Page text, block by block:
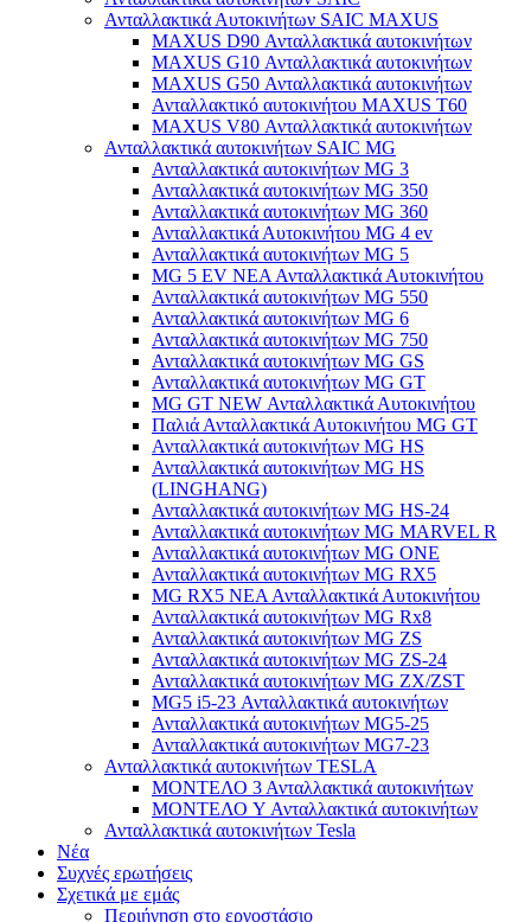
Ανταλλακτικά Αυτοκινήτων SAIC MAXUS
MAXUS D90 Ανταλλακτικά αυτοκινήτων
MAXUS G10 Ανταλλακτικά αυτοκινήτων
MAXUS G50 Ανταλλακτικά αυτοκινήτων
Ανταλλακτικό αυτοκινήτου MAXUS T60
MAXUS V80 Ανταλλακτικά αυτοκινήτων
Ανταλλακτικά αυτοκινήτων SAIC MG
Ανταλλακτικά αυτοκινήτων MG 3
Ανταλλακτικά αυτοκινήτων MG 350
Ανταλλακτικά αυτοκινήτων MG 360
Ανταλλακτικά Αυτοκινήτου MG 4 ev
Ανταλλακτικά αυτοκινήτων MG 5
MG 5 EV ΝΕΑ Ανταλλακτικά Αυτοκινήτου
Ανταλλακτικά αυτοκινήτων MG 550
Ανταλλακτικά αυτοκινήτων MG 6
Ανταλλακτικά αυτοκινήτων MG 750
Ανταλλακτικά αυτοκινήτων MG GS
Ανταλλακτικά αυτοκινήτων MG GT
MG GT NEW Ανταλλακτικά Αυτοκινήτου
Παλιά Ανταλλακτικά Αυτοκινήτου MG GT
Ανταλλακτικά αυτοκινήτων MG HS
Ανταλλακτικά αυτοκινήτων MG HS
(LINGHANG)
Ανταλλακτικά αυτοκινήτων MG HS-24
Ανταλλακτικά αυτοκινήτων MG MARVEL R
Ανταλλακτικά αυτοκινήτων MG ONE
Ανταλλακτικά αυτοκινήτων MG RX5
MG RX5 ΝΕΑ Ανταλλακτικά Αυτοκινήτου
Ανταλλακτικά αυτοκινήτων MG Rx8
Ανταλλακτικά αυτοκινήτων MG ZS
Ανταλλακτικά αυτοκινήτων MG ZS-24
Ανταλλακτικά αυτοκινήτων MG ZX/ZST
MG5 i5-23 Ανταλλακτικά αυτοκινήτων
Ανταλλακτικά αυτοκινήτων MG5-25
Ανταλλακτικά αυτοκινήτων MG7-23
Ανταλλακτικά αυτοκινήτων TESLA
ΜΟΝΤΕΛΟ 3 Ανταλλακτικά αυτοκινήτων
ΜΟΝΤΕΛΟ Y Ανταλλακτικά αυτοκινήτων
Ανταλλακτικά αυτοκινήτων Tesla
Νέα
Συχνές ερωτήσεις
Σχετικά με εμάς
Περιήγηση στο εργοστάσιο